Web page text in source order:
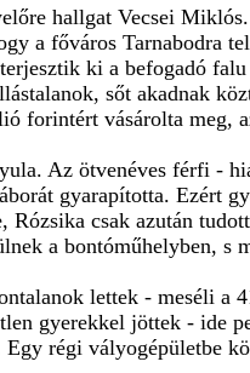
hallgat Vecsei
a főváros Tarnabodra
ki a befogadó
sőt akadnak
forintért vásárolta meg,
Az ötvenéves férfi -
gyarapította. Ezért
Rózsika csak azután
a bontóműhelyben, s
lettek - meséli a
gyerekkel jöttek - ide
régi vályogépületbe